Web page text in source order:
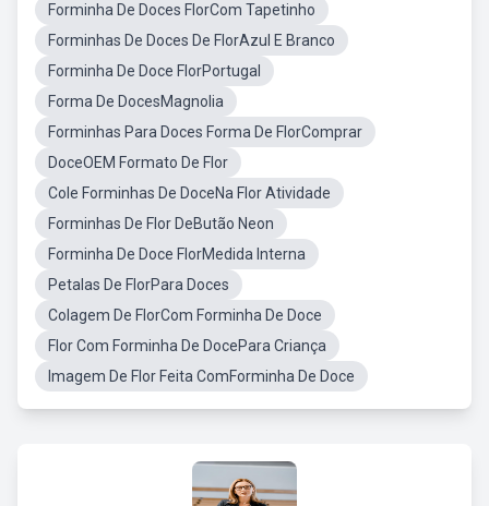
Forminha De Doces FlorCom Tapetinho
Forminhas De Doces De FlorAzul E Branco
Forminha De Doce FlorPortugal
Forma De DocesMagnolia
Forminhas Para Doces Forma De FlorComprar
DoceOEM Formato De Flor
Cole Forminhas De DoceNa Flor Atividade
Forminhas De Flor DeButão Neon
Forminha De Doce FlorMedida Interna
Petalas De FlorPara Doces
Colagem De FlorCom Forminha De Doce
Flor Com Forminha De DocePara Criança
Imagem De Flor Feita ComForminha De Doce